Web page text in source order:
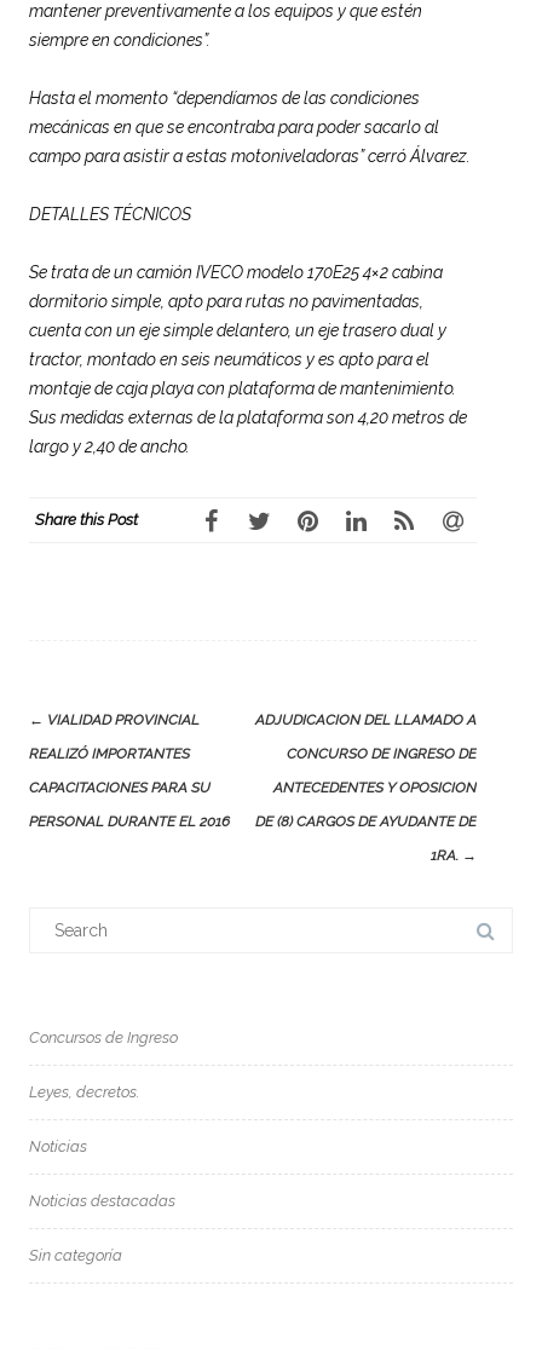
mantener preventivamente a los equipos y que estén
siempre en condiciones”.
Hasta el momento “dependíamos de las condiciones
mecánicas en que se encontraba para poder sacarlo al
campo para asistir a estas motoniveladoras” cerró Álvarez.
DETALLES TÉCNICOS
Se trata de un camión IVECO modelo 170E25 4×2 cabina
dormitorio simple, apto para rutas no pavimentadas,
cuenta con un eje simple delantero, un eje trasero dual y
tractor, montado en seis neumáticos y es apto para el
montaje de caja playa con plataforma de mantenimiento.
Sus medidas externas de la plataforma son 4,20 metros de
largo y 2,40 de ancho.
Share this Post
Post
navigation
← VIALIDAD PROVINCIAL
REALIZÓ IMPORTANTES
CAPACITACIONES PARA SU
PERSONAL DURANTE EL 2016
ADJUDICACION DEL LLAMADO A
CONCURSO DE INGRESO DE
ANTECEDENTES Y OPOSICION
DE (8) CARGOS DE AYUDANTE DE
1RA. →
Concursos de Ingreso
Leyes, decretos.
Noticias
Noticias destacadas
Sin categoría